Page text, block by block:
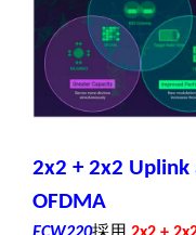
2x2 + 2x2
OFDMA